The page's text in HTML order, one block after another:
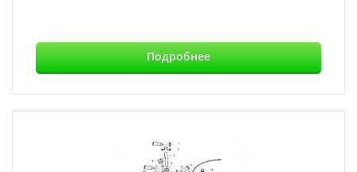
Подробнее